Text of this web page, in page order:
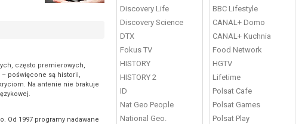
Discovery Life
Discovery Science
DTX
Fokus TV
HISTORY
HISTORY 2
ID
Nat Geo People
National Geo.
BBC Lifestyle
CANAL+ Domo
CANAL+ Kuchnia
Food Network
HGTV
Lifetime
Polsat Cafe
Polsat Games
Polsat Play
często premierowych,
poświęcone są historii,
Na antenie nie brakuje
Od 1997 programy nadawane